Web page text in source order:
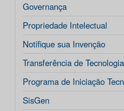
Governança
Propriedade Intelectual
Notifique sua Invenção
Transferência de Tecnologia
Programa de Iniciação
SisGen